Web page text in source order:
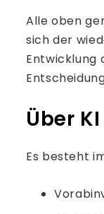
Alle oben
sich der
Entwicklung
Über
Es besteht